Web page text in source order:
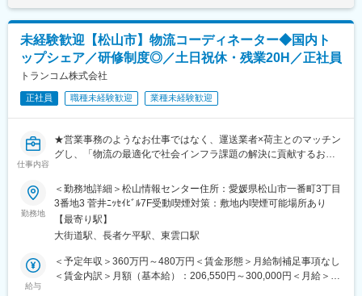
上記の主な業務に加え、以下の業務もお手伝いいただくことがあ
ります。
事業所内での荷物の検索
入荷や出荷された荷物の検索・確認を行います。
仕分け作業の手伝い
荷物の仕分け作業をサポートし、効率的な物流を支えます。
商品事故の対応
商品事故が発生した際の対応や報告を行い、迅速な対応を心掛け
ます。
※多岐にわたる業務を通じて、物流業務全般のスキルを身につける
す。あなたの積極的なチャレンジをお待ちしています。
変更の範囲：会社の定める業務
未経験歓迎【松山市】物流コーディネーター◆国内ト
ップシェア／研修制度◎／土日祝休・残業20H／正社員
トランコム株式会社
正社員 職種未経験歓迎 業種未経験歓迎
仕事内容
★営業事務のようなお仕事ではなく、運送業者×荷主とのマッチン
グし、「物流の最適化で社会インフラ課題の解決に貢献するお仕
★正社員・土日祝休み・賞与2回・残業20h・充実した福利厚生
★物流業界大手・社員6,000名以上／事業成長に伴う増員採用
■仕事内容：※100％内勤営業の仕事です
・運送会社と荷主のマッチングを行う物流コーディネーターの業
務をお任せします。将来的にはリーダー・チーフとなり、戦略的
にデータを駆使してアプローチできる方となっていただくことを
勤務地
＜勤務地詳細＞松山情報センター住所：愛媛県松山市一番町3丁目
3番地3 菅井ﾆｯｾｲﾋﾞﾙ7F受動喫煙対策：敷地内喫煙可能場所あり
【最寄り駅】
大街道駅、長者ケ平駅、東雲口駅
給与
＜予定年収＞360万円～480万円＜賃金形態＞月給制補足事項なし
＜賃金内訳＞月額（基本給）：206,550円～300,000円＜月給＞